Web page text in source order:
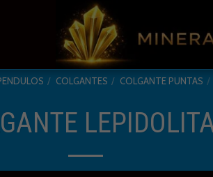
COLGANTES COLGANTE PUNTAS